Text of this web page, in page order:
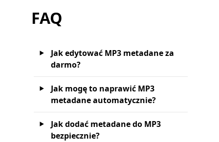
FAQ
Jak edytować MP3 metadane za
darmo?
Jak mogę to naprawić MP3
metadane automatycznie?
Jak dodać metadane do MP3
bezpiecznie?